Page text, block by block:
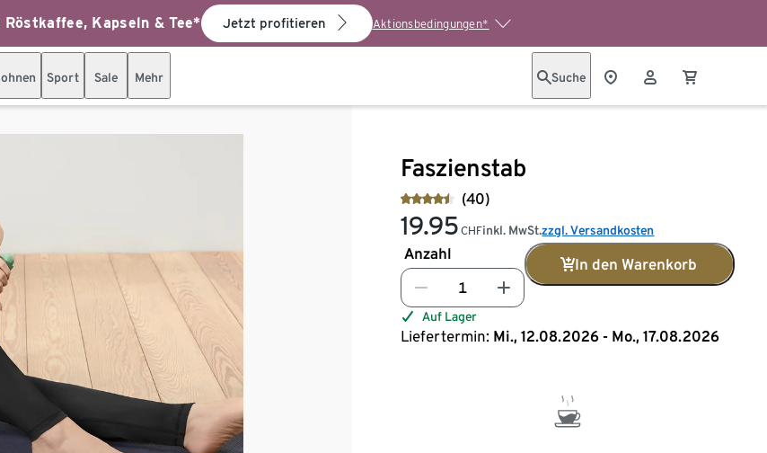
Kapseln & Tee* Jetzt profitieren Aktionsbedingungen*
Sport Sale Mehr Suche
Faszienstab
(40)
19.95 CHFinkl. MwSt.zzgl. Versandkosten
Anzahl
In den Warenkorb
Auf Lager
Liefertermin: Mi., 12.08.2026 - Mo., 17.08.2026